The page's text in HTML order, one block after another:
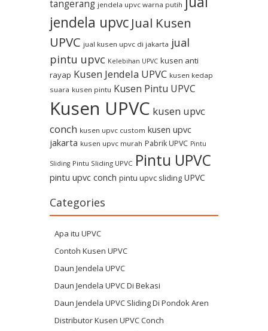
tangerang jendela upvc warna putih
jendela upvc Jual Kusen
UPVC jual kusen upvc di jakarta jual
pintu upvc Kelebihan UPVC kusen anti
rayap Kusen Jendela UPVC kusen kedap
suara kusen pintu Kusen Pintu UPVC
Kusen UPVC kusen upvc
conch kusen upvc custom kusen upvc
jakarta kusen upvc murah Pabrik UPVC Pintu
Sliding Pintu Sliding UPVC Pintu UPVC
pintu upvc conch pintu upvc sliding UPVC
Categories
Apa itu UPVC
Contoh Kusen UPVC
Daun Jendela UPVC
Daun Jendela UPVC Di Bekasi
Daun Jendela UPVC Sliding Di Pondok Aren
Distributor Kusen UPVC Conch